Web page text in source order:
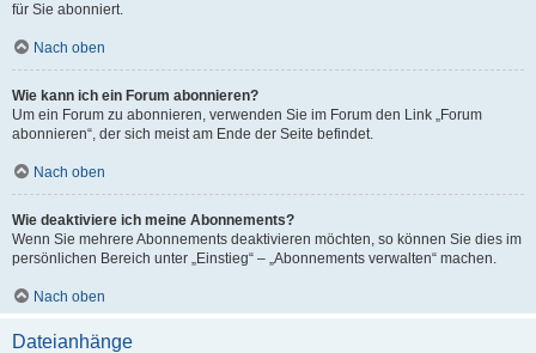
für Sie abonniert.
Nach oben
Wie kann ich ein Forum abonnieren?
Um ein Forum zu abonnieren, verwenden Sie im Forum den Link „Forum
abonnieren“, der sich meist am Ende der Seite befindet.
Nach oben
Wie deaktiviere ich meine Abonnements?
Wenn Sie mehrere Abonnements deaktivieren möchten, so können Sie dies im
persönlichen Bereich unter „Einstieg“ – „Abonnements verwalten“ machen.
Nach oben
Dateianhänge